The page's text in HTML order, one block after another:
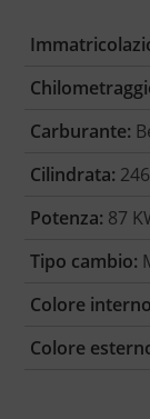
Carburante:
Cilindrata:
Potenza: 87
Tipo cambio:
Colore
Colore